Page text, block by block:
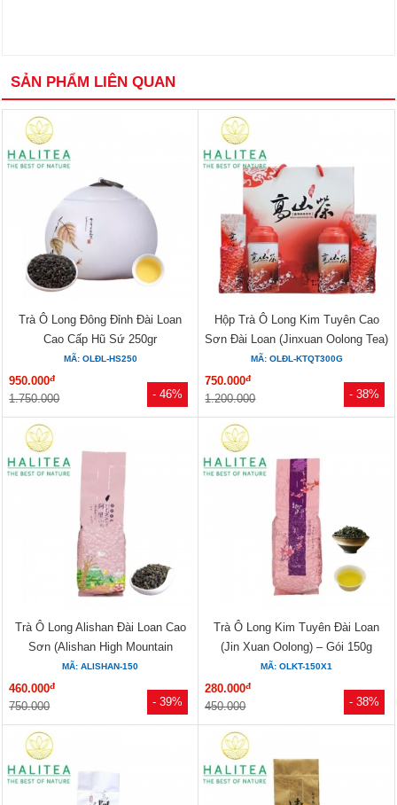
SẢN PHẨM LIÊN QUAN
- 46%
Trà Ô Long Đông Đỉnh Đài Loan
Cao Cấp Hũ Sứ 250gr
MÃ: OLĐL-HS250
950.000đ
1.750.000 - 38%
Hộp Trà Ô Long Kim Tuyên Cao
Sơn Đài Loan (Jinxuan Oolong Tea)
–...
MÃ: OLĐL-KTQT300G
750.000đ
1.200.000
- 39%
Trà Ô Long Alishan Đài Loan Cao
Sơn (Alishan High Mountain
Oolong) –...
MÃ: ALISHAN-150
460.000đ
750.000 - 38%
Trà Ô Long Kim Tuyên Đài Loan
(Jin Xuan Oolong) – Gói 150g
MÃ: OLKT-150X1
280.000đ
450.000